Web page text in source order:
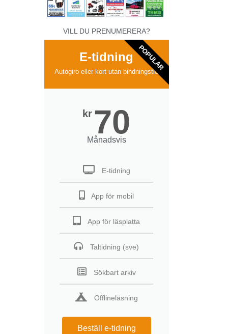
VILL DU PRENUMERERA?
E-tidning
Autogiro eller kort utan bindningstid
kr 70
Månadsvis
E-tidning
App för mobil
App för läsplatta
Taltidning (sve)
Sökbart arkiv
Offlineläsning
Beställ e-tidning
POPULAR